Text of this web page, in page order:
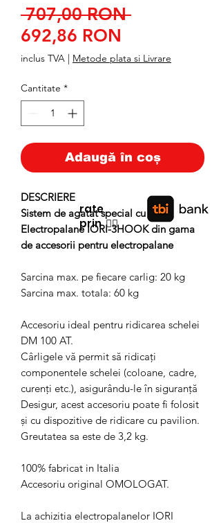
707,00 RON Preț
692,86 RON
redus
inclus TVA | Metode plata si Livrare
Cantitate *
Adaugă în coș
DESCRIERE
Sistem de agatat special cu 3 carlige pt.
Electropalane IORI-3HOOK din gama
de accesorii pentru electropalane
Sarcina max. pe fiecare carlig: 20 kg
Sarcina max. totala: 60 kg
Accesoriu ideal pentru ridicarea schelei
DM 100 AT.
Cârligele vă permit să ridicați
componentele schelei (coloane, cadre,
curenți etc.), asigurându-le în siguranță
Desigur, acest accesoriu poate fi folosit
și cu dispozitive de ridicare cu pavilion.
Greutatea sa este de 3,2 kg.
100% fabricat in Italia
Accesoriu original OMOLOGAT.
La achizitia electropalanelor IORI
rate
prin👉🏿